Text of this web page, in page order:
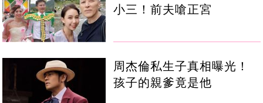
小三！前夫嗆正宮
周杰倫私生子真相曝光！
孩子的親爹竟是他